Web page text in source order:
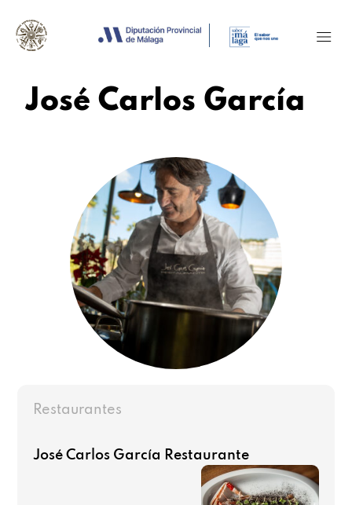
José Carlos García
Restaurantes
José Carlos García Restaurante